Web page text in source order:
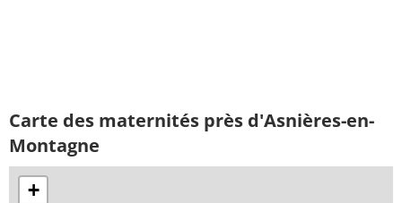
Carte des maternités près d'Asnières-en-
Montagne
+